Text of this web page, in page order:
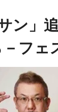
ン」
フェ